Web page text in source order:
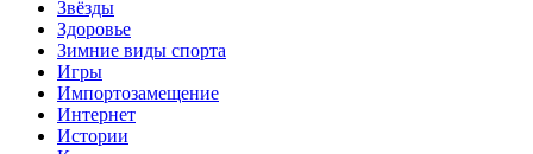
Звёзды
Здоровье
Зимние виды спорта
Игры
Импортозамещение
Интернет
Истории